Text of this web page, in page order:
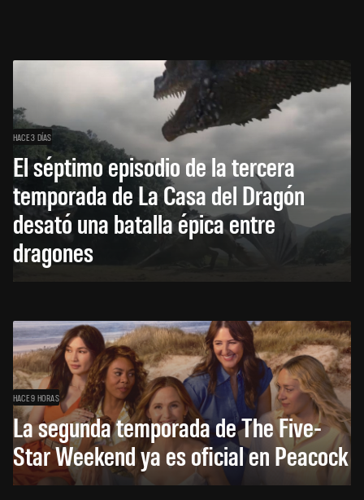
HACE 3 DÍAS
El séptimo episodio de la tercera
temporada de La Casa del Dragón
desató una batalla épica entre
dragones
HACE 9 HORAS
La segunda temporada de The Five-
Star Weekend ya es oficial en Peacock